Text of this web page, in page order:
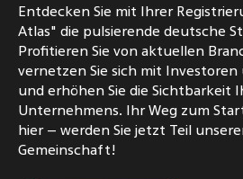
Entdecken Sie mit Ihrer
Atlas" die pulsierende deutsche
Profitieren Sie von aktuellen
vernetzen Sie sich mit
und erhöhen Sie die Sichtbarkeit
Unternehmens. Ihr Weg zum
hier – werden Sie jetzt Teil
Gemeinschaft!